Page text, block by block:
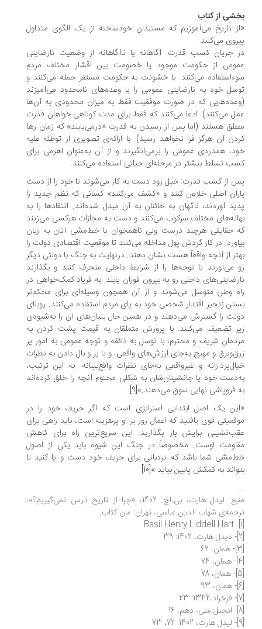
از کتاب
تاریخ می‌آموزیم که مستبدانِ خودساخته از یک الگوی متداول
می‌کنند.
جریان کسب قدرت: آگاهانه یا ناآگاهانه از وضعیت نارضایتی
از حکومت موجود یا خصومت بین اقشار مختلف مردم
می‌کنند. با خشونت به حکومت مستقر حمله می‌کنند و
خود به نارضایتی عمومی را با وعده‌های نامحدود می‌آمیزند
که در صورت موفقیت فقط به میزان محدودی به آن‌ها
می‌کنند). ادعا می‌کنند که فقط برای مدت کوتاهی خواهان قدرت
هستند (اما پس از رسیدن به قدرت «درمی‌یابند» که زمان رها
آن هرگز فرا نخواهد رسید). با ارائه‌ی تصویری از توطئه علیه
همدردی عمومی را برمی‌انگیزند و از آن به‌عنوان اهرمی برای
تسلط بیشتر در مرحله‌ای حیاتی استفاده می‌کنند.
از کسب قدرت: خیل زود دست به کار می‌شوند تا خود را از دست
اصلی خلاص کنند و «کشف می‌کنند» کسانی که نظم جدید را
آوردند، ناگهان به خائنانِ به آن مبدل شده‌اند. انتقادها را به
مختلف سرکوب می‌کنند و دست به مجازات هرکسی می‌زنند
حقایقی هرچند درست ولی ناهمخوان با خط‌مشی آنان به زبان
در کار گردش پول مداخله می‌کنند تا موقعیت اقتصادی دولت را
از آنچه واقعاً هست نشان دهند. درنهایت به جنگ با دولتی دیگر
می‌آورند تا توجه‌ها را از شرایط داخلی منحرف کنند و بگذارند
داخلی رو به بیرون فوران یابند. به فریاد کمک‌خواهی در
وطن متوسل می‌شوند و از آن همچون وسیله‌ای برای محکم‌تر
زنجیر اقتدار شخصی خود به پای مردم استفاده می‌کنند. روبنای
را گسترش می‌دهند و در همین‌ حال بنیان‌های آن را به‌شیو‌ه‌ی
تضعیف می‌کنند: با پرورش متملقان به ‌قیمت پشت کردن به
شریف و محترم، با توسل به ذائقه و توجه عمومی به امور پر
و مهیج به‌جای ارزش‌های واقعی، و با پر و بال دادن به نظرات
و غیرواقعی به‌جای نظرات واقع‌بینانه. به این ترتیب،
خود یا جانشینان‌شان به ‌شکلی محتوم آنچه را خلق کرده‌اند
فروپاشی نهایی سوق می‌دهند.»[9]
یک اصل ابتدایی استراتژی است که اگر حریف خود را در
قوی یافتید که اعمال زور بر او پرهزینه است، باید راهی برای
برایش باز بگذارید. این سریع‌ترین راه برای کاهش
اوست. مخصوصاً در جنگ این شیوه باید یکی از اصول
شما باشد که نردبانی برای حریف خود دست و پا کنید تا
به کمکش پایین بیاید.»[10]
منبع: لیدل هارت، بی.اچ. 1402، «چرا از تاریخ درس نمی‌گیریم؟»،
شهاب الدین عباسی، تهران: مان کتاب.